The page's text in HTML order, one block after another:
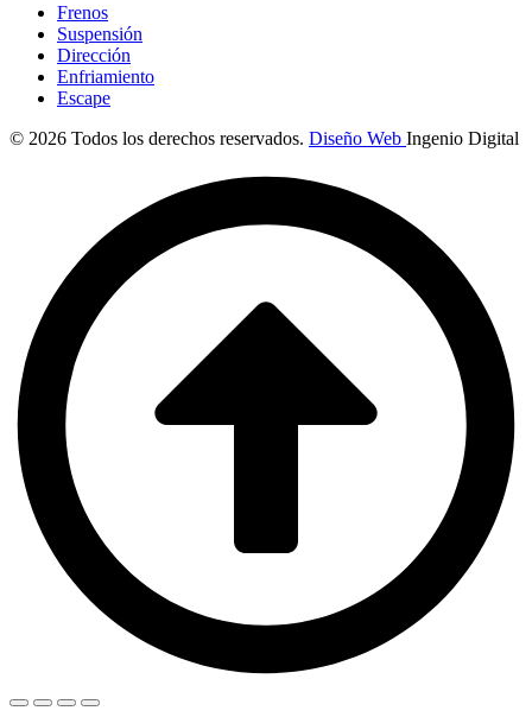
Frenos
Suspensión
Dirección
Enfriamiento
Escape
© 2026 Todos los derechos reservados. Diseño Web Ingenio Digital